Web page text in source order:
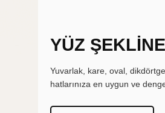
YÜZ
Yuvarlak, kare, oval,
hatlarınıza en uygun ve